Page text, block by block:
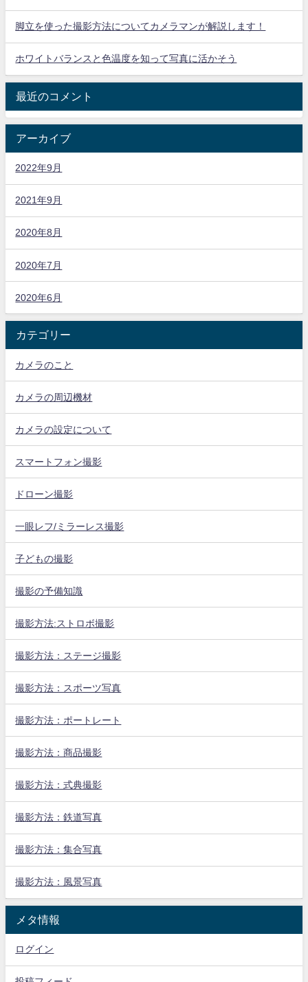
脚立を使った撮影方法についてカメラマンが解説します！
ホワイトバランスと色温度を知って写真に活かそう
最近のコメント
アーカイブ
2022年9月
2021年9月
2020年8月
2020年7月
2020年6月
カテゴリー
カメラのこと
カメラの周辺機材
カメラの設定について
スマートフォン撮影
ドローン撮影
一眼レフ/ミラーレス撮影
子どもの撮影
撮影の予備知識
撮影方法:ストロボ撮影
撮影方法：ステージ撮影
撮影方法：スポーツ写真
撮影方法：ポートレート
撮影方法：商品撮影
撮影方法：式典撮影
撮影方法：鉄道写真
撮影方法：集合写真
撮影方法：風景写真
メタ情報
ログイン